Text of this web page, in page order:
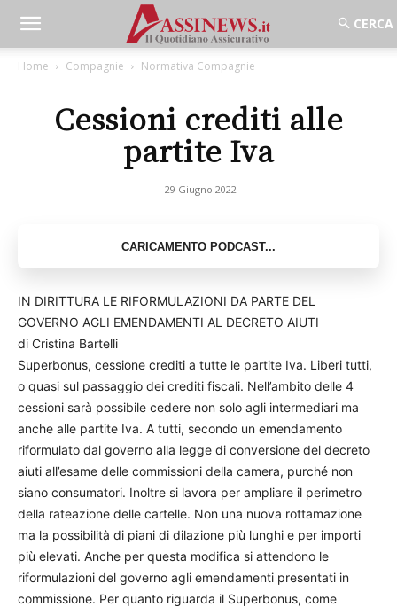
Home Compagnie Normativa Compagnie
Cessioni crediti alle
partite Iva
29 Giugno 2022
IN DIRITTURA LE RIFORMULAZIONI DA PARTE DEL
GOVERNO AGLI EMENDAMENTI AL DECRETO AIUTI
di Cristina Bartelli
Superbonus, cessione crediti a tutte le partite Iva. Liberi tutti,
o quasi sul passaggio dei crediti fiscali. Nell’ambito delle 4
cessioni sarà possibile cedere non solo agli intermediari ma
anche alle partite Iva. A tutti, secondo un emendamento
riformulato dal governo alla legge di conversione del decreto
aiuti all’esame delle commissioni della camera, purché non
siano consumatori. Inoltre si lavora per ampliare il perimetro
della rateazione delle cartelle. Non una nuova rottamazione
ma la possibilità di piani di dilazione più lunghi e per importi
più elevati. Anche per questa modifica si attendono le
riformulazioni del governo agli emendamenti presentati in
commissione. Per quanto riguarda il Superbonus, come